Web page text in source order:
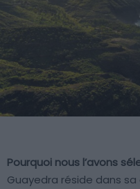
Pourquoi nous l’avons
Guayedra réside dans